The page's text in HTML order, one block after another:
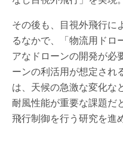
その後も、目視外飛行に
るなかで、「物流用ドロ
アなドローンの開発が必
ーンの利活用が想定され
は、天候の急激な変化な
耐風性能が重要な課題だ
飛行制御を行う研究を進